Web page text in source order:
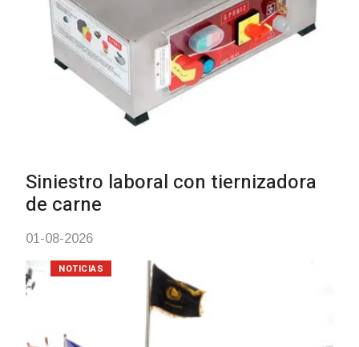
Siniestro laboral con tiernizadora
de carne
01-08-2026
NOTICIAS